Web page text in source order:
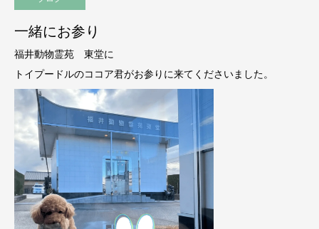
一緒にお参り
福井動物霊苑 東堂に
トイプードルのココア君がお参りに来てくださいました。